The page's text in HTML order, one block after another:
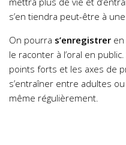
s’en tiendra peut-être à
On pourra s’enregistrer
le raconter à l’oral en
points forts et les axes de
s’entraîner entre adultes
même régulièrement.